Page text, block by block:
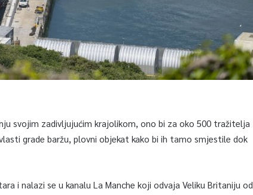
svojim zadivljujućim krajolikom, ono bi za oko 500 tražitelja
grade baržu, plovni objekat kako bi ih tamo smjestile dok
i nalazi se u kanalu La Manche koji odvaja Veliku Britaniju od